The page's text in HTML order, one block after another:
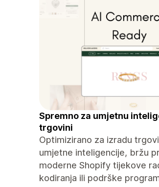
Spremno za umjetnu
trgovini
Optimizirano za izradu
umjetne inteligencije, bržu
moderne Shopify tijekove
kodiranja ili podrške